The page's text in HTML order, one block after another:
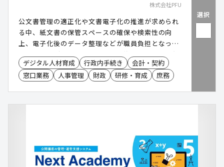
株式会社PFU
公文書管理の適正化や文書電子化の推進が求められ
る中、紙文書の保管スペースの確保や検索性の向
上、電子化後のデータ整理などが職員負担となって
いるケースがあります。特に、契約書や申請書、各
種帳票などを大量に取り扱う業務では、スキャン作
業やファイル管理に多くの工数を要する傾向があり
デジタル人材育成 行政内手続き
会計・契約
窓口業務
人事管理 財政 研修・育成 庶務
選択